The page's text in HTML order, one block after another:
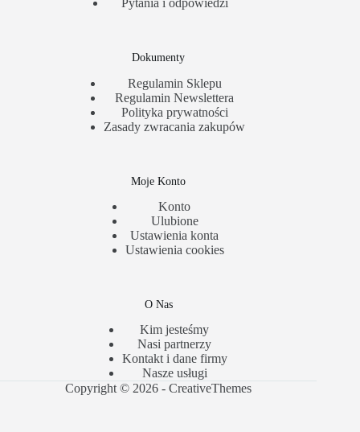
Pytania i odpowiedzi
Dokumenty
Regulamin Sklepu
Regulamin Newslettera
Polityka prywatności
Zasady zwracania zakupów
Moje Konto
Konto
Ulubione
Ustawienia konta
Ustawienia cookies
O Nas
Kim jesteśmy
Nasi partnerzy
Kontakt i dane firmy
Nasze usługi
Copyright © 2026 -CreativeThemes